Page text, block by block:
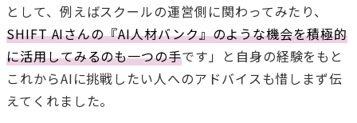
として、例えばスクールの運営側に関わってみたり、
SHIFT AIさんの『AI人材バンク』のような機会を積極的
に活用してみるのも一つの手です」と自身の経験をもと
これからAIに挑戦したい人へのアドバイスも惜しまず伝
えてくれました。